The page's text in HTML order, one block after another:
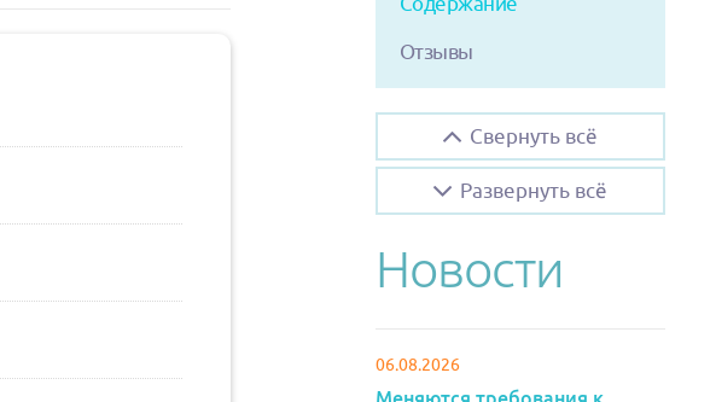
Отзывы
Свернуть всё
Развернуть всё
Новости
06.08.2026